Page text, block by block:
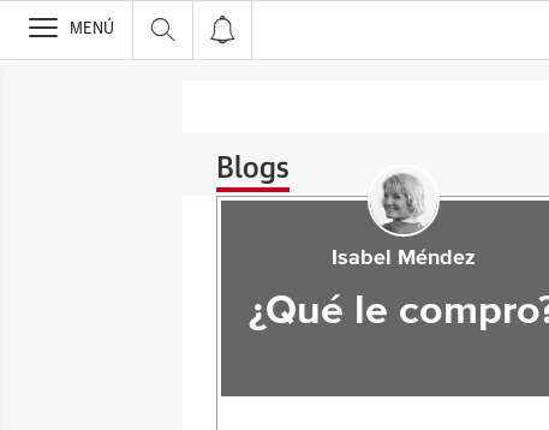
>
MENÚ
Blogs
Isabel Méndez
¿Qué le